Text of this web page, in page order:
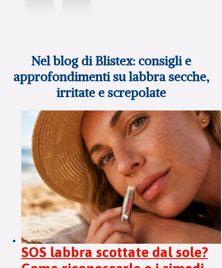
Nel blog di Blistex: consigli e
approfondimenti su labbra secche,
irritate e screpolate
SOS labbra scottate dal sole?